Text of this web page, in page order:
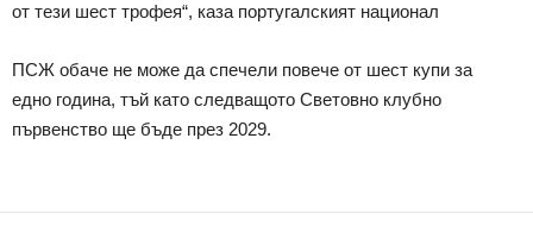
от тези шест трофея“, каза португалският национал
ПСЖ обаче не може да спечели повече от шест купи за
едно година, тъй като следващото Световно клубно
първенство ще бъде през 2029.